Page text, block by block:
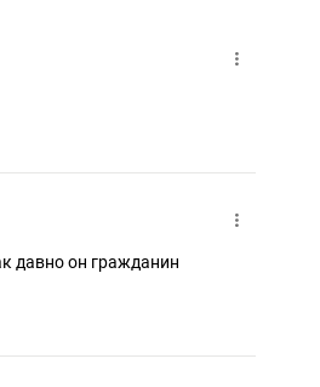
давно он гражданин